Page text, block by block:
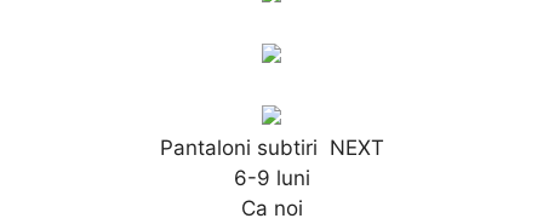
Pantaloni subtiri NEXT
6-9 luni
Ca noi